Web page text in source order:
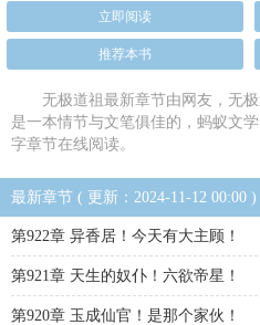
立即阅读
推荐本书
无极道祖最新章节由网友，无
是一本情节与文笔俱佳的，蚂蚁文
字章节在线阅读。
最新章节 ( 更新：2024-11-12 00:00 )
第922章 异香居！今天有大主顾！
第921章 天生的奴仆！六欲帝星！
第920章 玉成仙官！是那个家伙！